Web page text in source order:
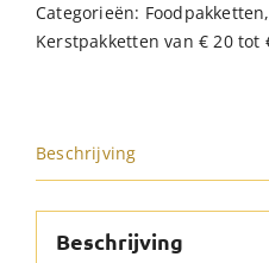
Categorieën: Foodpakketten,
Kerstpakketten van € 20 tot
Beschrijving
Beschrijving